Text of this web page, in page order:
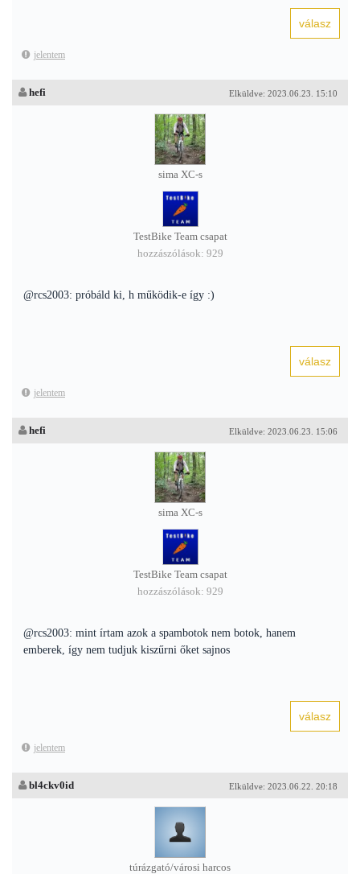
jelentem
Elküldve: 2023.06.23. 15:10
hefi
sima XC-s
TestBike Team csapat
hozzászólások: 929
@rcs2003: próbáld ki, h működik-e így :)
jelentem
Elküldve: 2023.06.23. 15:06
hefi
sima XC-s
TestBike Team csapat
hozzászólások: 929
@rcs2003: mint írtam azok a spambotok nem botok, hanem
emberek, így nem tudjuk kiszűrni őket sajnos
jelentem
Elküldve: 2023.06.22. 20:18
bl4ckv0id
túrázgató/városi harcos